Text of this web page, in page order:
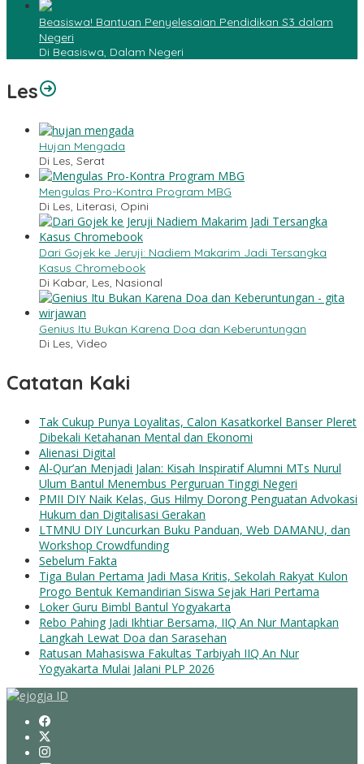
Beasiswa! Bantuan Penyelesaian Pendidikan S3 dalam
Negeri
Di Beasiswa, Dalam Negeri
Les
Hujan Mengada
Di Les, Serat
Mengulas Pro-Kontra Program MBG
Di Les, Literasi, Opini
Dari Gojek ke Jeruji: Nadiem Makarim Jadi Tersangka
Kasus Chromebook
Di Kabar, Les, Nasional
Genius Itu Bukan Karena Doa dan Keberuntungan
Di Les, Video
Catatan Kaki
Tak Cukup Punya Loyalitas, Calon Kasatkorkel Banser Pleret
Dibekali Ketahanan Mental dan Ekonomi
Alienasi Digital
Al-Qur’an Menjadi Jalan: Kisah Inspiratif Alumni MTs Nurul
Ulum Bantul Menembus Perguruan Tinggi Negeri
PMII DIY Naik Kelas, Gus Hilmy Dorong Penguatan Advokasi
Hukum dan Digitalisasi Gerakan
LTMNU DIY Luncurkan Buku Panduan, Web DAMANU, dan
Workshop Crowdfunding
Sebelum Fakta
Tiga Bulan Pertama Jadi Masa Kritis, Sekolah Rakyat Kulon
Progo Bentuk Kemandirian Siswa Sejak Hari Pertama
Loker Guru Bimbl Bantul Yogyakarta
Rebo Pahing Jadi Ikhtiar Bersama, IIQ An Nur Mantapkan
Langkah Lewat Doa dan Sarasehan
Ratusan Mahasiswa Fakultas Tarbiyah IIQ An Nur
Yogyakarta Mulai Jalani PLP 2026